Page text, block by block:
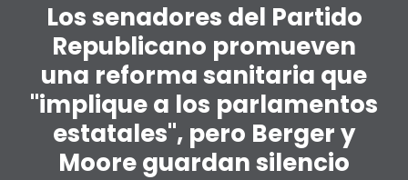
Los senadores del Partido
Republicano promueven
una reforma sanitaria que
"implique a los parlamentos
estatales", pero Berger y
Moore guardan silencio